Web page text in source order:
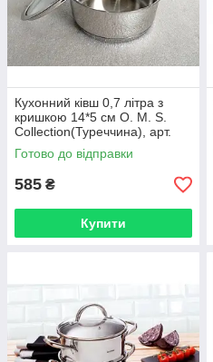
Кухонний ківш 0,7 літра з
кришкою 14*5 см O. M. S.
Collection(Туреччина), арт.
2008-TS
Готово до відправки
585 ₴
Купити